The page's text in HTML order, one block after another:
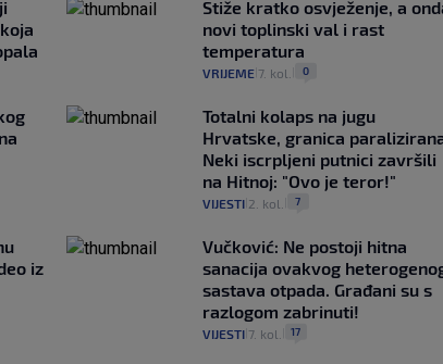
Stiže kratko osvježenje, a
novi toplinski val i rast
temperatura
VRIJEME| 7. kol. 0
Totalni kolaps na jugu
Hrvatske, granica
Neki iscrpljeni putnici završili
na Hitnoj: "Ovo je teror!"
VIJESTI| 2. kol. 7
iz
Vučković: Ne postoji hitna
sanacija ovakvog
sastava otpada. Građani su s
razlogom zabrinuti!
VIJESTI| 7. kol. 17